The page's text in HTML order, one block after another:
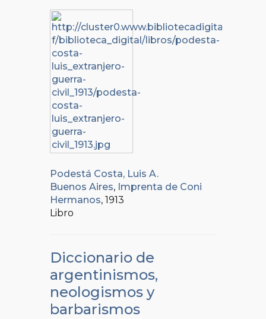
Podestá Costa, Luis A.
Buenos Aires, Imprenta de Coni
Hermanos, 1913
Libro
Diccionario de
argentinismos,
neologismos y
barbarismos